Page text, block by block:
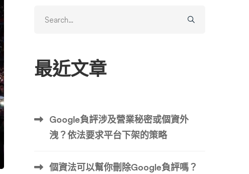
for:
最近文章
Google負評涉及營業秘密或個資外
洩？依法要求平台下架的策略
個資法可以幫你刪除Google負評嗎？